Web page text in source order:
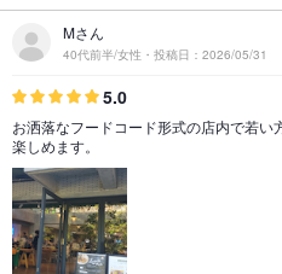
Mさん
40代前半/女性・投稿日：2026/05/31
5.0
お洒落なフードコード形式の店内で若
楽しめます。